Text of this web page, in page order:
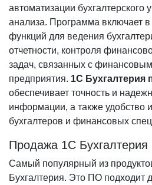
автоматизации бухгалтерского
анализа. Программа включает
функций для ведения
отчетности, контроля
задач, связанных с
предприятия. 1С Бухгалтерия
обеспечивает точность и
информации, а также удобство
бухгалтеров и финансовых
Продажа 1С Бухгалтерия
Самый популярный из
Бухгалтерия. Это ПО подходит